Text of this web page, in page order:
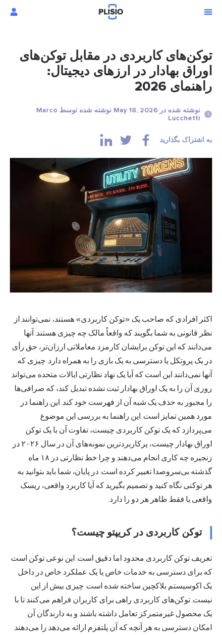
توکن‌های کاربردی در مقابل توکن‌های
اوراق بهادار در ارزهای دیجیتال:
راهنمای 2026
نوشته شده در May 18, 2026 نوشته شده توسط Marco
Lucchetti
به اشتراک بگذارید
اکثر افرادی که صاحب یک «توکن کاربردی» هستند، نمی‌توانند از
نظر قانونی به شما بگویند که واقعاً مالک چه چیزی هستند. آنها
می‌دانند که این توکن برایشان کارمزد معاملاتی ارزان‌تر، حق رأی
در یک پروتکل یا دسترسی به یک بازی را به همراه دارد. چیزی که
آنها نمی‌دانند این است که آیا یک نهاد نظارتی ایالات متحده می‌تواند
روزی آن را به یک اوراق بهادار ثبت نشده تبدیل کند، که صرافی‌ها
را مجبور به حذف یک شبه آن از فهرست خود کند. این راهنما در
مورد همین تمایز است. این راهنما به بررسی این موضوع
می‌پردازد که یک توکن کاربردی چیست، تفاوت آن با یک توکن
اوراق بهادار چیست، پرکاربردترین نمونه‌های آن در سال ۲۰۲۶ در
زنجیره چه کاری انجام می‌دهند و چرا خط نظارتی در ۱۸ ماه
گذشته بی‌سروصدا تغییر کرده است. در پایان، شما باید بتوانید به
هر توکنی نگاه کنید و تصمیم بگیرید که آیا کاربرد واقعی، ریسک
واقعی یا فقط ظاهر هر دو را دارد.
توکن کاربردی در کریپتو چیست؟
تعریف توکن کاربردی محدود اما دقیق است. این نوعی توکن است
که برای دسترسی به خدمات خاص یا یک عملکرد خاص در داخل
یک اکوسیستم بلاکچین ساخته شده است. چیزی بیش از این
نیست. توکن‌های کاربردی راهی برای کاربران فراهم می‌کنند تا با
یک محصول غیرمتمرکز تعامل داشته باشند و به دارندگان آن
امکان دسترسی به هر آنچه که آن پلتفرم ارائه می‌دهد را می‌دهند.